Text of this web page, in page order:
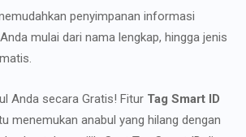
penyimpanan informasi
mulai dari nama lengkap, hingga jenis
Anda secara Gratis! Fitur Tag Smart ID
menemukan anabul yang hilang dengan